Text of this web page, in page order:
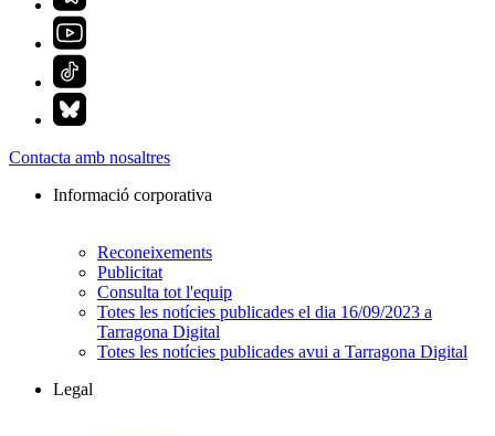
Contacta amb nosaltres
Informació corporativa
Reconeixements
Publicitat
Consulta tot l'equip
Totes les notícies publicades el dia 16/09/2023 a
Tarragona Digital
Totes les notícies publicades avui a Tarragona Digital
Legal